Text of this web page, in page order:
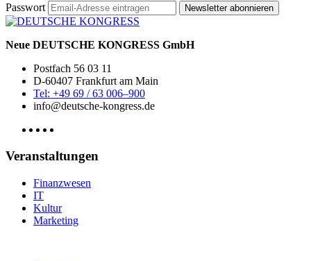
Passwort Newsletter abonnieren
Neue DEUTSCHE KONGRESS GmbH
Postfach 56 03 11
D-60407 Frankfurt am Main
Tel: +49 69 / 63 006–900
info@deutsche-kongress.de
Veranstaltungen
Finanzwesen
IT
Kultur
Marketing